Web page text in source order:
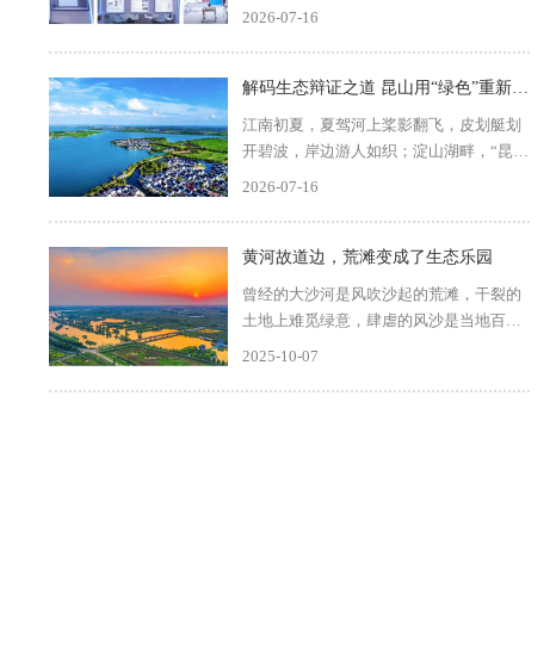
苏省环保产业研究会、江苏省环境保护产
集中展示区域环...
2026-07-16
解码生态辩证之道 昆山用“绿色”重新定义城市
江南初夏，夏驾河上桨影翻飞，皮划艇划
开碧波，岸边游人如织；淀山湖畔，“昆山
之链”串起田园与古镇，骑行者的笑声散落
动化生产线。这里...
2026-07-16
黄河故道边，荒滩变成了生态乐园
曾经的大沙河是风吹沙起的荒滩，干裂的
土地上难觅绿意，肆虐的风沙是当地百姓
记忆中挥之不去的底色。而如今，沿着河
2025-10-07